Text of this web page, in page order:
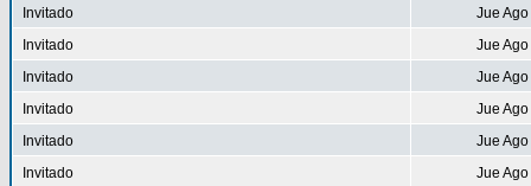
Invitado
Jue
Invitado
Jue
Invitado
Jue
Invitado
Jue
Invitado
Jue
Invitado
Jue